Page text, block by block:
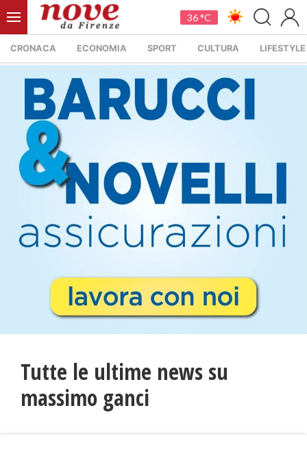
36 °C
CRONACA ECONOMIA SPORT CULTURA LIFESTYLE
Tutte le ultime news su
massimo ganci